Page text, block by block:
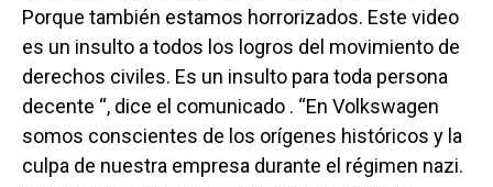
Porque también estamos horrorizados. Este video
es un insulto a todos los logros del movimiento de
derechos civiles. Es un insulto para toda persona
decente “, dice el comunicado . “En Volkswagen
somos conscientes de los orígenes históricos y la
culpa de nuestra empresa durante el régimen nazi.